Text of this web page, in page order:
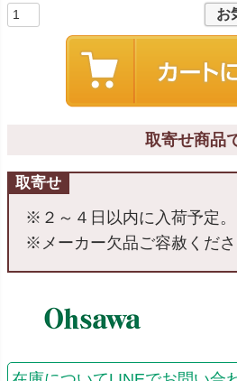
お
取寄せ商品
取寄せ
※２～４日以内に入荷予定。
※メーカー欠品ご容赦くださ